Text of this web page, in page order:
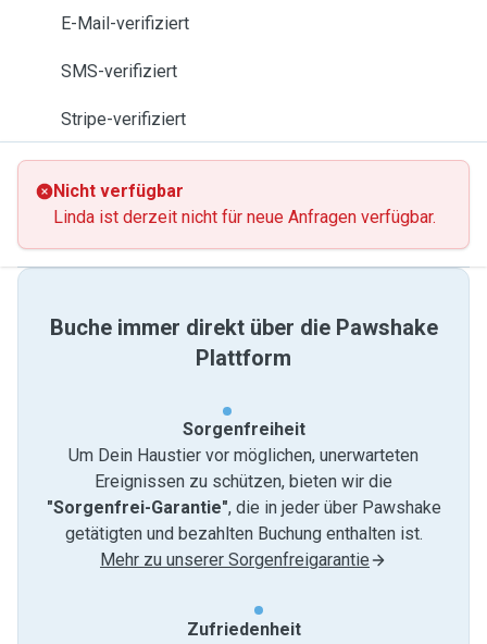
E-Mail-verifiziert
SMS-verifiziert
Stripe-verifiziert
Nicht verfügbar
Linda ist derzeit nicht für neue Anfragen verfügbar.
Buche immer direkt über die Pawshake
Plattform
Sorgenfreiheit
Um Dein Haustier vor möglichen, unerwarteten
Ereignissen zu schützen, bieten wir die
"Sorgenfrei-Garantie", die in jeder über Pawshake
getätigten und bezahlten Buchung enthalten ist.
Mehr zu unserer Sorgenfreigarantie
Zufriedenheit